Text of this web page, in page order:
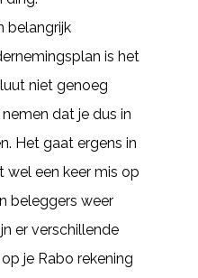
belangrijk
is het
niet genoeg
dat je dus in
Het gaat ergens in
wel een keer mis op
beleggers weer
er verschillende
je Rabo rekening